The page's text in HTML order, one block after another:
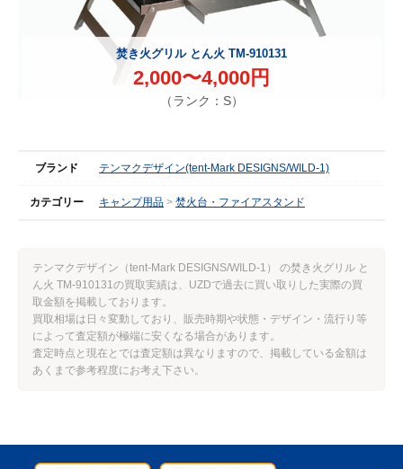
焚き火グリル とん火 TM-910131
2,000〜4,000円
（ランク：S）
ブランド テンマクデザイン(tent-Mark DESIGNS/WILD-1)
カテゴリー キャンプ用品 焚火台・ファイアスタンド
テンマクデザイン（tent-Mark DESIGNS/WILD-1） の焚き火グリル と
ん火 TM-910131の買取実績は、UZDで過去に買い取りした実際の買
取金額を掲載しております。
買取相場は日々変動しており、販売時期や状態・デザイン・流行り等
によって査定額が極端に安くなる場合があります。
査定時点と現在とでは査定額は異なりますので、掲載している金額は
あくまで参考程度にお考え下さい。